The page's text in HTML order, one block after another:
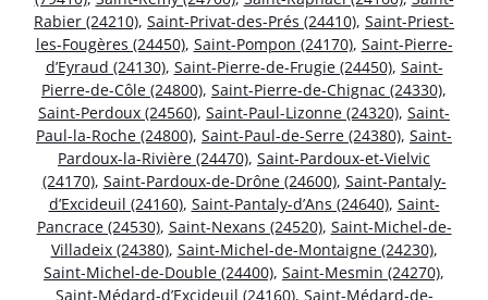
Rabier (24210), Saint-Privat-des-Prés (24410), Saint-Priest-
les-Fougères (24450), Saint-Pompon (24170), Saint-Pierre-
d’Eyraud (24130), Saint-Pierre-de-Frugie (24450), Saint-
Pierre-de-Côle (24800), Saint-Pierre-de-Chignac (24330),
Saint-Perdoux (24560), Saint-Paul-Lizonne (24320), Saint-
Paul-la-Roche (24800), Saint-Paul-de-Serre (24380), Saint-
Pardoux-la-Rivière (24470), Saint-Pardoux-et-Vielvic
(24170), Saint-Pardoux-de-Drône (24600), Saint-Pantaly-
d’Excideuil (24160), Saint-Pantaly-d’Ans (24640), Saint-
Pancrace (24530), Saint-Nexans (24520), Saint-Michel-de-
Villadeix (24380), Saint-Michel-de-Montaigne (24230),
Saint-Michel-de-Double (24400), Saint-Mesmin (24270),
Saint-Médard-d’Excideuil (24160), Saint-Médard-de-